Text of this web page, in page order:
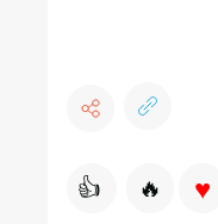
👍 🔥 ♥